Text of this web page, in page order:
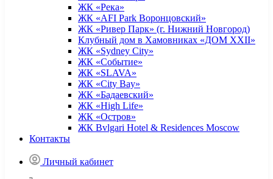
ЖК «Река»
ЖК «AFI Park Воронцовский»
ЖК «Ривер Парк» (г. Нижний Новгород)
Клубный дом в Хамовниках «ДОМ XXII»
ЖК «Sydney City»
ЖК «Событие»
ЖК «SLAVA»
ЖК «City Bay»
ЖК «Бадаевский»
ЖК «High Life»
ЖК «Остров»
ЖК Bvlgari Hotel & Residences Moscow
Контакты
Личный кабинет